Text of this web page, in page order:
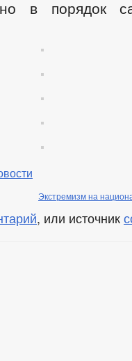
в порядок
Экстремизм на
, или источник